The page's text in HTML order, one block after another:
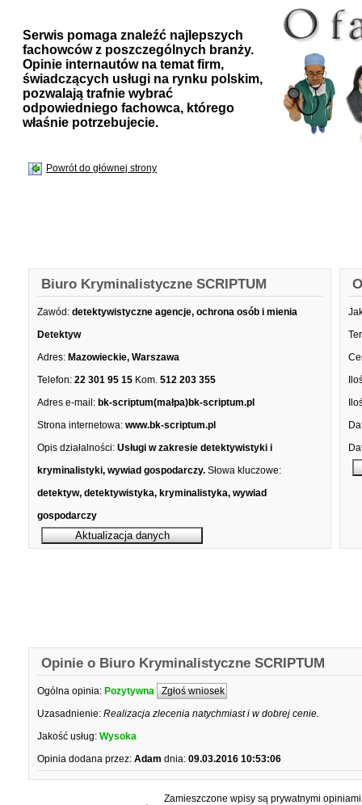
Serwis pomaga znaleźć najlepszych
fachowców z poszczególnych branży.
Opinie internautów na temat firm,
świadczących usługi na rynku polskim,
pozwalają trafnie wybrać
odpowiedniego fachowca, którego
właśnie potrzebujecie.
Powrót do głównej strony
Biuro Kryminalistyczne SCRIPTUM
Zawód: detektywistyczne agencje, ochrona osób i mienia
Detektyw
Adres: Mazowieckie, Warszawa
Telefon: 22 301 95 15 Kom. 512 203 355
Adres e-mail: bk-scriptum(małpa)bk-scriptum.pl
Strona internetowa: www.bk-scriptum.pl
Opis działalności: Usługi w zakresie detektywistyki i
kryminalistyki, wywiad gospodarczy. Słowa kluczowe:
detektyw, detektywistyka, kryminalistyka, wywiad
gospodarczy
Opinie o Biuro Kryminalistyczne SCRIPTUM
Ogólna opinia: Pozytywna Zgłoś wniosek
Uzasadnienie: Realizacja zlecenia natychmiast i w dobrej cenie.
Jakość usług: Wysoka
Opinia dodana przez: Adam dnia: 09.03.2016 10:53:06
Zamieszczone wpisy są prywatnymi